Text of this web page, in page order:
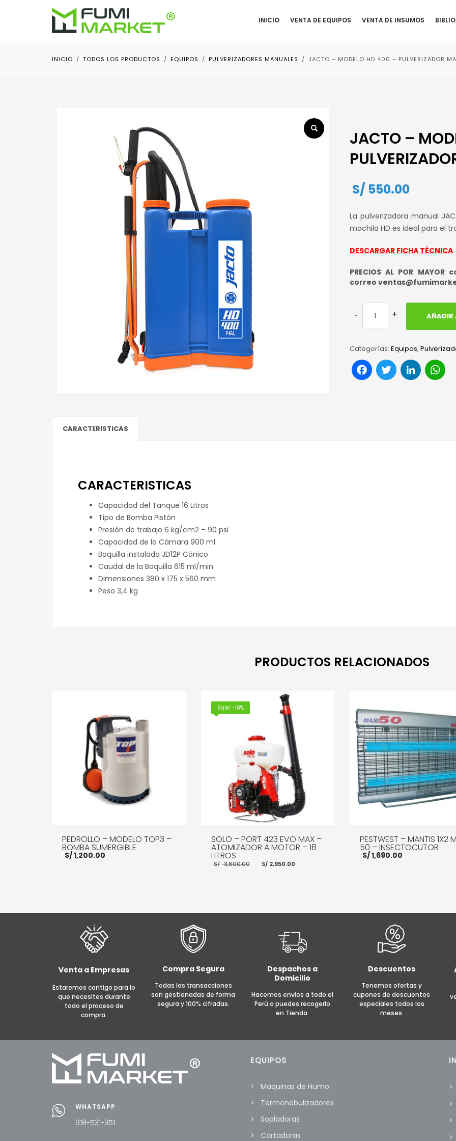
INICIO VENTA DE EQUIPOS VENTA DE INSUMOS
INICIO TODOS LOS PRODUCTOS EQUIPOS PULVERIZADORES MANUALES JACTO – MODELO HD 400 – PULVERIZADOR
JACTO –
S/ 550.00
La pulverizadora manual
mochila HD es ideal para el
DESCARGAR FICHA TÉCNICA
PRECIOS AL POR
correo
AÑADIR
Categorías: Equipos,
Facebook
Twitter
CARACTERISTICAS
CARACTERISTICAS
Capacidad del Tanque 16 Litros
Tipo de Bomba Pistón
Presión de trabajo 6 kg/cm2 – 90 psi
Capacidad de la Cámara 900 ml
Boquilla instalada JD12P Cónico
Caudal de la Boquilla 615 ml/min
Dimensiones 380 x 175 x 560 mm
Peso 3,4 kg
PRODUCTOS RELACIONADOS
PEDROLLO – MODELO TOP3 –
BOMBA SUMERGIBLE
S/1,200.00
Sale! -18%
SOLO – PORT 423 EVO MAX –
ATOMIZADOR A MOTOR – 18
LITROS
S/ 3,600.00 El
precio
S/2,950.00
PESTWEST – MANTIS 1X2
50 – INSECTOCUTOR
S/1,690.00
Venta a Empresas
Estaremos contigo para lo
que necesites durante
todo el proceso de
compra.
Compra Segura
Todas las transacciones
son gestionadas de forma
segura y 100% cifradas.
Despachos a
Domicilio
Hacemos envíos a todo el
Perú o puedes recogerlo
en Tienda.
Descuentos
Tenemos ofertas y
cupones de descuentos
especiales todos los
meses.
WHATSAPP
918-531-351
EQUIPOS
Maquinas de Humo
Termonebulizadores
Sopladoras
Cortadoras